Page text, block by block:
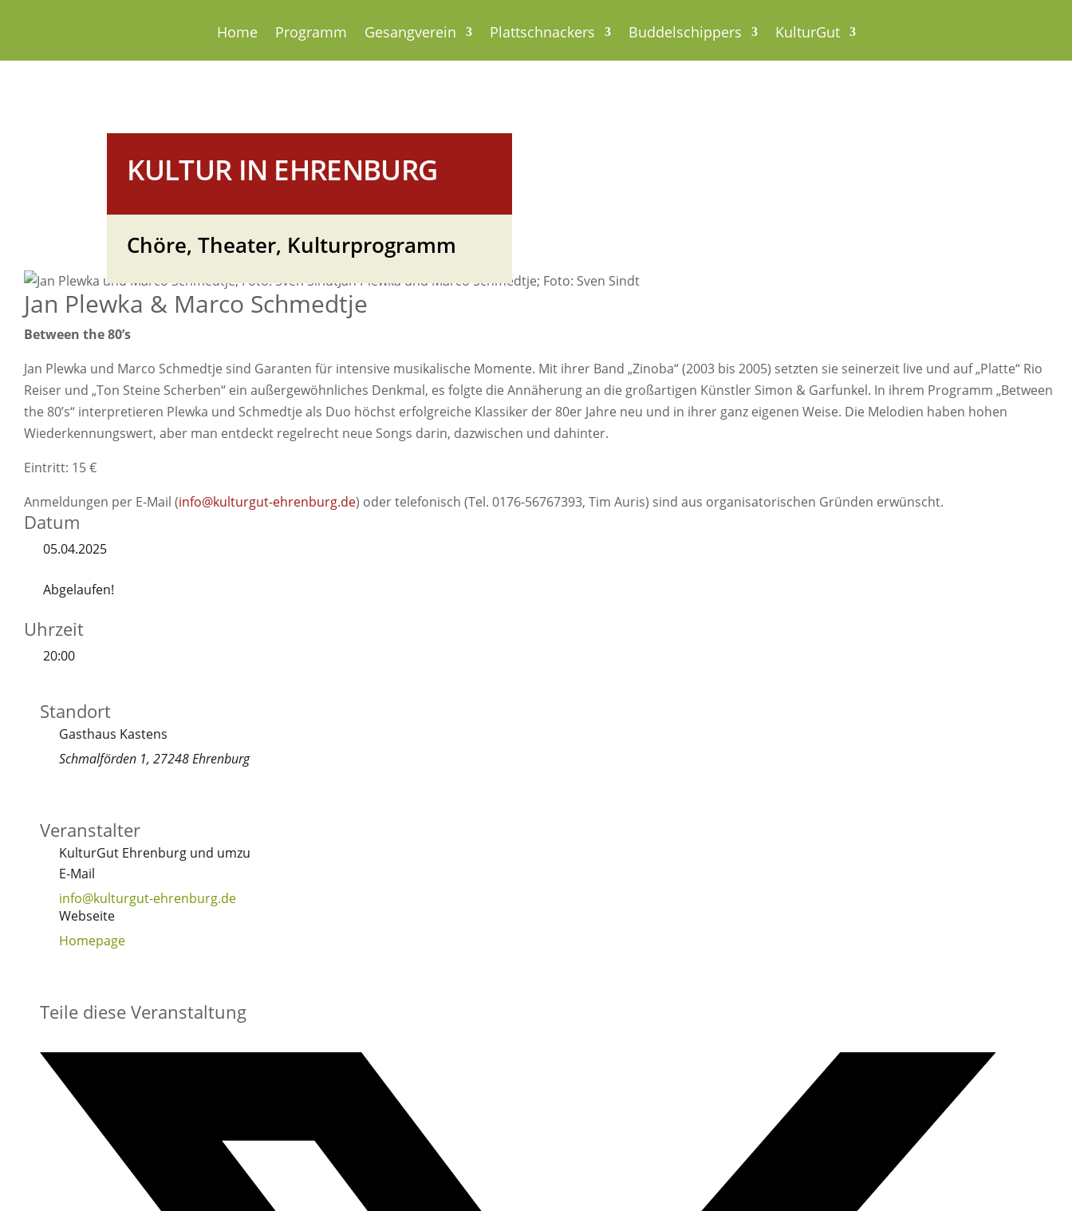
Home Programm Gesangverein Plattschnackers Buddelschippers KulturGut
KULTUR IN EHRENBURG
Chöre, Theater, Kulturprogramm
Jan Plewka und Marco Schmedtje; Foto: Sven Sindt
Jan Plewka & Marco Schmedtje
Between the 80’s
Jan Plewka und Marco Schmedtje sind Garanten für intensive musikalische Momente. Mit ihrer Band „Zinoba“ (2003 bis 2005) setzten sie seinerzeit live und auf „Platte“ Rio
Reiser und „Ton Steine Scherben“ ein außergewöhnliches Denkmal, es folgte die Annäherung an die großartigen Künstler Simon & Garfunkel. In ihrem Programm „Between
the 80’s“ interpretieren Plewka und Schmedtje als Duo höchst erfolgreiche Klassiker der 80er Jahre neu und in ihrer ganz eigenen Weise. Die Melodien haben hohen
Wiederkennungswert, aber man entdeckt regelrecht neue Songs darin, dazwischen und dahinter.
Eintritt: 15 €
Anmeldungen per E-Mail (info@kulturgut-ehrenburg.de) oder telefonisch (Tel. 0176-56767393, Tim Auris) sind aus organisatorischen Gründen erwünscht.
Datum
05.04.2025
Abgelaufen!
Uhrzeit
20:00
Standort
Gasthaus Kastens
Schmalförden 1, 27248 Ehrenburg
Veranstalter
KulturGut Ehrenburg und umzu
E-Mail
info@kulturgut-ehrenburg.de
Webseite
Homepage
Teile diese Veranstaltung